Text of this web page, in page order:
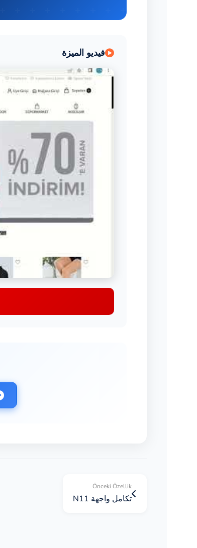
فيديو الميزة
Önceki Özellik
تكامل واجهة N11